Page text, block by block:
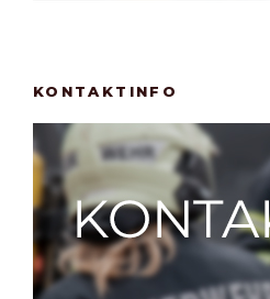
KONTAKTINFO